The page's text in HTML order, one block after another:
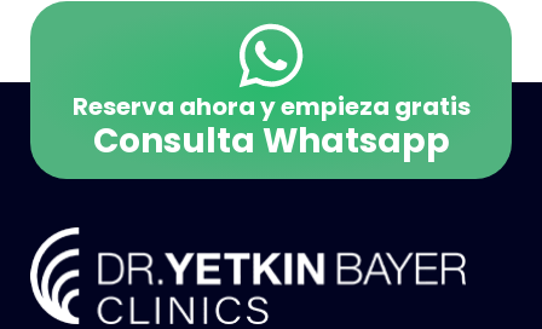
Reserva ahora y empieza gratis
Consulta Whatsapp